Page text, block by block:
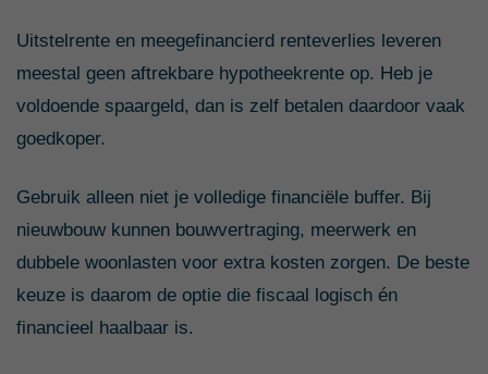
Uitstelrente en meegefinancierd renteverlies leveren
meestal geen aftrekbare hypotheekrente op. Heb je
voldoende spaargeld, dan is zelf betalen daardoor vaak
goedkoper.
Gebruik alleen niet je volledige financiële buffer. Bij
nieuwbouw kunnen bouwvertraging, meerwerk en
dubbele woonlasten voor extra kosten zorgen. De beste
keuze is daarom de optie die fiscaal logisch én
financieel haalbaar is.